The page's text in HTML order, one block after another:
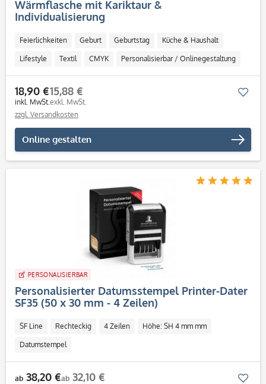
Wärmflasche mit Kariktaur &
Individualisierung
Feierlichkeiten Geburt Geburtstag Küche & Haushalt
Lifestyle Textil CMYK Personalisierbar / Onlinegestaltung
18,90 €
inkl. MwSt.
15,88 €
exkl. MwSt.
zzgl. Versandkosten
Online gestalten
PERSONALISIERBAR
Personalisierter Datumsstempel Printer-Dater
SF35 (50 x 30 mm - 4 Zeilen)
SF Line Rechteckig 4 Zeilen Höhe: SH 4 mm mm
Datumstempel
ab 38,20 €ab 32,10 €